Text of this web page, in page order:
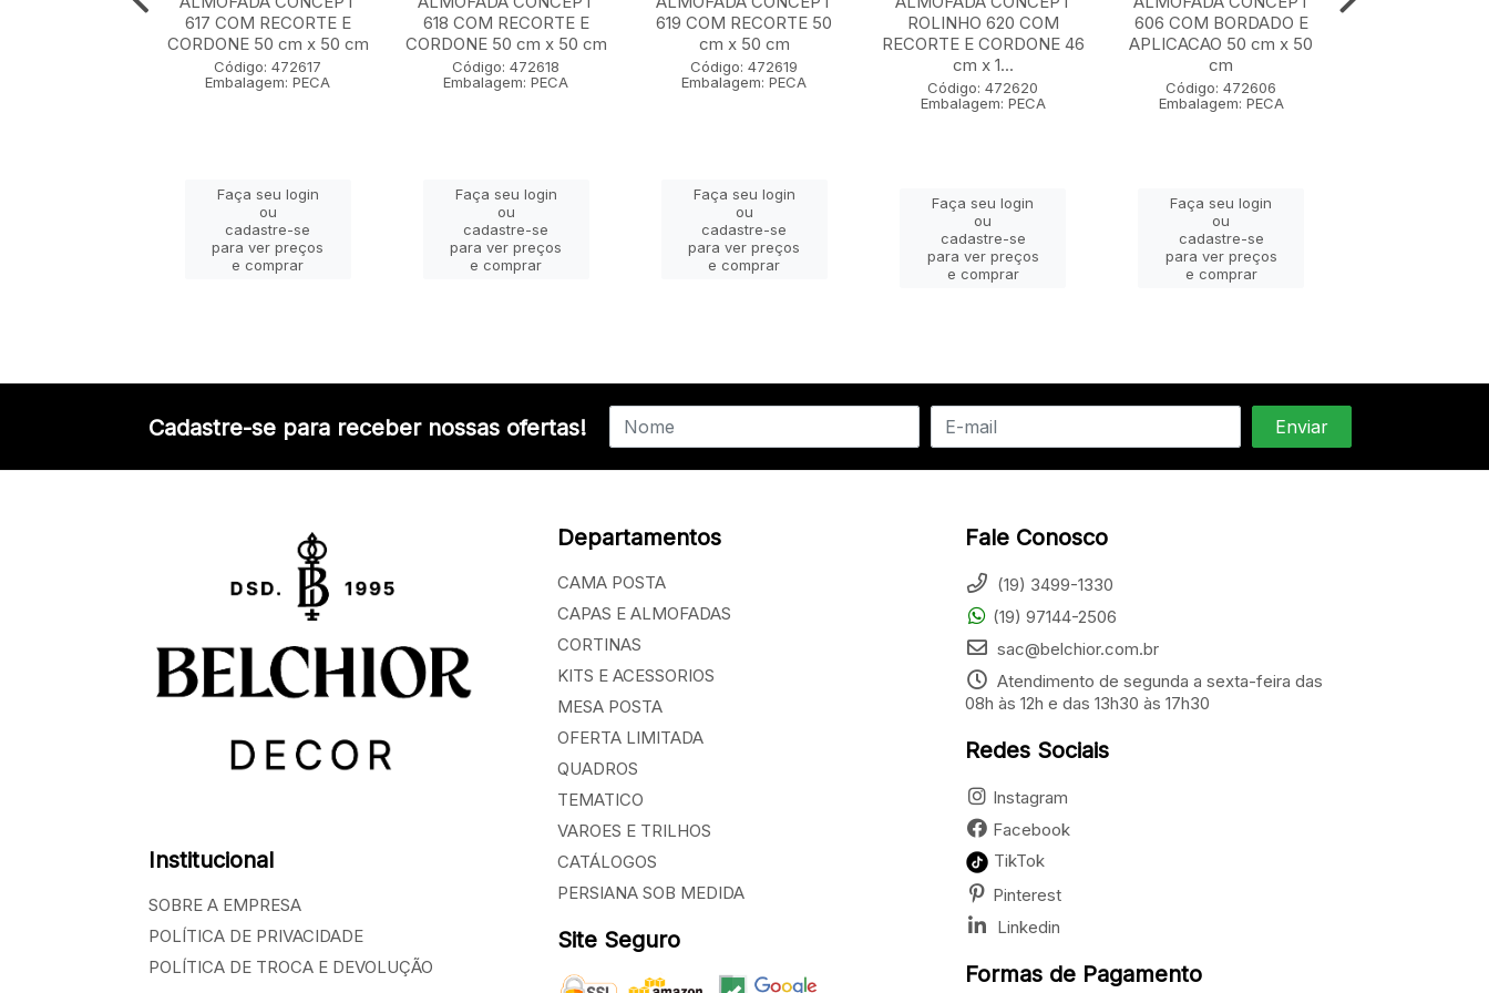
617 COM RECORTE E
CORDONE 50 cm x 50 cm
Código: 472617
Embalagem: PECA
Faça seu login
ou
cadastre-se
para ver preços
e comprar
618 COM RECORTE E
CORDONE 50 cm x 50 cm
Código: 472618
Embalagem: PECA
Faça seu login
ou
cadastre-se
para ver preços
e comprar
619 COM RECORTE 50
cm x 50 cm
Código: 472619
Embalagem: PECA
Faça seu login
ou
cadastre-se
para ver preços
e comprar
ROLINHO 620 COM
RECORTE E CORDONE 46
cm x 1...
Código: 472620
Embalagem: PECA
Faça seu login
ou
cadastre-se
para ver preços
e comprar
606 COM BORDADO E
APLICACAO 50 cm x 50
cm
Código: 472606
Embalagem: PECA
Faça seu login
ou
cadastre-se
para ver preços
e comprar
Cadastre-se para receber nossas ofertas!
Institucional
SOBRE A EMPRESA
POLÍTICA DE PRIVACIDADE
POLÍTICA DE TROCA E DEVOLUÇÃO
Departamentos
CAMA POSTA
CAPAS E ALMOFADAS
CORTINAS
KITS E ACESSORIOS
MESA POSTA
OFERTA LIMITADA
QUADROS
TEMATICO
VAROES E TRILHOS
CATÁLOGOS
PERSIANA SOB MEDIDA
Site Seguro
Fale Conosco
(19) 3499-1330
(19) 97144-2506
sac@belchior.com.br
Atendimento de segunda a sexta-feira das
08h às 12h e das 13h30 às 17h30
Redes Sociais
Instagram
Facebook
TikTok
Pinterest
Linkedin
Formas de Pagamento